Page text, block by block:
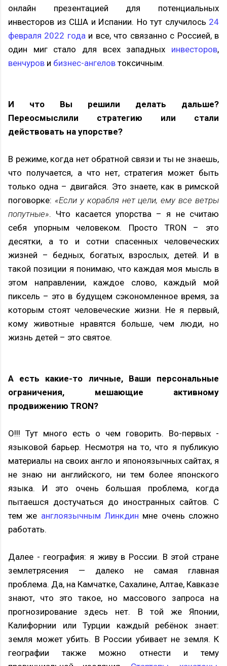
онлайн презентацией для потенциальных
инвесторов из США и Испании. Но тут случилось 24
февраля 2022 года и все, что связанно с Россией, в
один миг стало для всех западных инвесторов,
венчуров и бизнес-ангелов токсичным.
И что Вы решили делать дальше?
Переосмыслили стратегию или стали
действовать на упорстве?
В режиме, когда нет обратной связи и ты не знаешь,
что получается, а что нет, стратегия может быть
только одна – двигайся. Это знаете, как в римской
поговорке: «Если у корабля нет цели, ему все ветры
попутные». Что касается упорства – я не считаю
себя упорным человеком. Просто TRON – это
десятки, а то и сотни спасенных человеческих
жизней – бедных, богатых, взрослых, детей. И в
такой позиции я понимаю, что каждая моя мысль в
этом направлении, каждое слово, каждый мой
пиксель – это в будущем сэкономленное время, за
которым стоят человеческие жизни. Не я первый,
кому животные нравятся больше, чем люди, но
жизнь детей – это святое.
А есть какие-то личные, Ваши персональные
ограничения, мешающие активному
продвижению TRON?
О!!! Тут много есть о чем говорить. Во-первых -
языковой барьер. Несмотря на то, что я публикую
материалы на своих англо и японоязычных сайтах, я
не знаю ни английского, ни тем более японского
языка. И это очень большая проблема, когда
пытаешся достучаться до иностранных сайтов. С
тем же англоязычным Линкдин мне очень сложно
работать.
Далее - география: я живу в России. В этой стране
землетрясения — далеко не самая главная
проблема. Да, на Камчатке, Сахалине, Алтае, Кавказе
знают, что это такое, но массового запроса на
прогнозирование здесь нет. В той же Японии,
Калифорнии или Турции каждый ребёнок знает:
земля может убить. В России убивает не земля. К
географии также можно отнести и тему